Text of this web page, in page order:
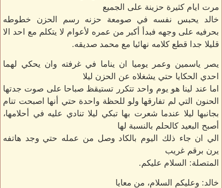
مرت ايام كثيرة حزينة على الجميع
خالد يحبس نفسه في صومعة حزنه رسم الحزن خطوطه
بحرفيه على وجهه فبدأ أكبر من عمره لأعوام لا يتكلم مع احد الا
قليلا جدا قطع كلامه نهائيا مع محمد صديقه.
يصر ياسمين وعمر يوميا ان يناما في غرفته وان يحكي لهما
احدي الحكايا حتي يشغلاه عن الحزن ليلا
اما عند لينا هو يوم واحد تتكرر تستيقظ صباحا على صوت جدتها
الحنون التي لم تفارقها ولو للحظة واحدة حتي أنها اصبحت تنام
بجانبها ليلا عندما شعرت بها تبكي ليلا تنادي عليه في أحلامها،
أصبح البعيد كالحلم بالنسبة لها
الي ان جاء ذلك اليوم بالكاد وصل من عمله حتي وجد هاتفه
يرن برقم غريب
المتصلة: السلام عليكم.
خالد: وعليكم السلام، من معايا